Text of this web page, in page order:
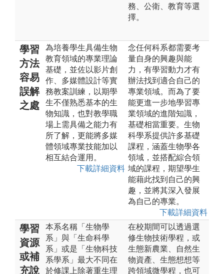
務、公衛、教育等選
擇。
學習
方法
容易
誤解
之處
為培養學生具備生物
教育領域的專業理論
基礎，並佐以影片創
作、多媒體設計等實
務教案訓練，以期學
生不僅熟悉基本的生
物知識，也對教學職
場上需具備之能力有
所了解，更能將多媒
體領域專業技能加以
相互結合運用。
下載詳細資料
念任何科系都需要考
量自身的興趣與能
力，有學習動力才有
辦法找到適合自己的
專業領域。而為了要
能更進一步地學習專
業領域的進階知識，
基礎相當重要。生物
科學系提供許多基礎
課程，涵蓋生物學各
領域，並搭配綜合領
域的課程，期望學生
能藉此找到自己的興
趣，並將其深入發展
為自己的專業。
下載詳細資料
學習
資源
或補
充說
本系名稱「生物學
系」與「生命科學
系」或是「生物科技
系學系」最大不同在
於修課上除著重生理
在校期間可以透過選
修生物技術學程，或
生態新農業、自然生
物資產、生態想想等
跨領域微學程，也可